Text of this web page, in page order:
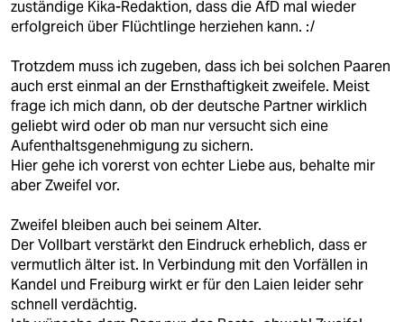
zuständige Kika-Redaktion, dass die AfD mal wieder
erfolgreich über Flüchtlinge herziehen kann. :/
Trotzdem muss ich zugeben, dass ich bei solchen Paaren
auch erst einmal an der Ernsthaftigkeit zweifele. Meist
frage ich mich dann, ob der deutsche Partner wirklich
geliebt wird oder ob man nur versucht sich eine
Aufenthaltsgenehmigung zu sichern.
Hier gehe ich vorerst von echter Liebe aus, behalte mir
aber Zweifel vor.
Zweifel bleiben auch bei seinem Alter.
Der Vollbart verstärkt den Eindruck erheblich, dass er
vermutlich älter ist. In Verbindung mit den Vorfällen in
Kandel und Freiburg wirkt er für den Laien leider sehr
schnell verdächtig.